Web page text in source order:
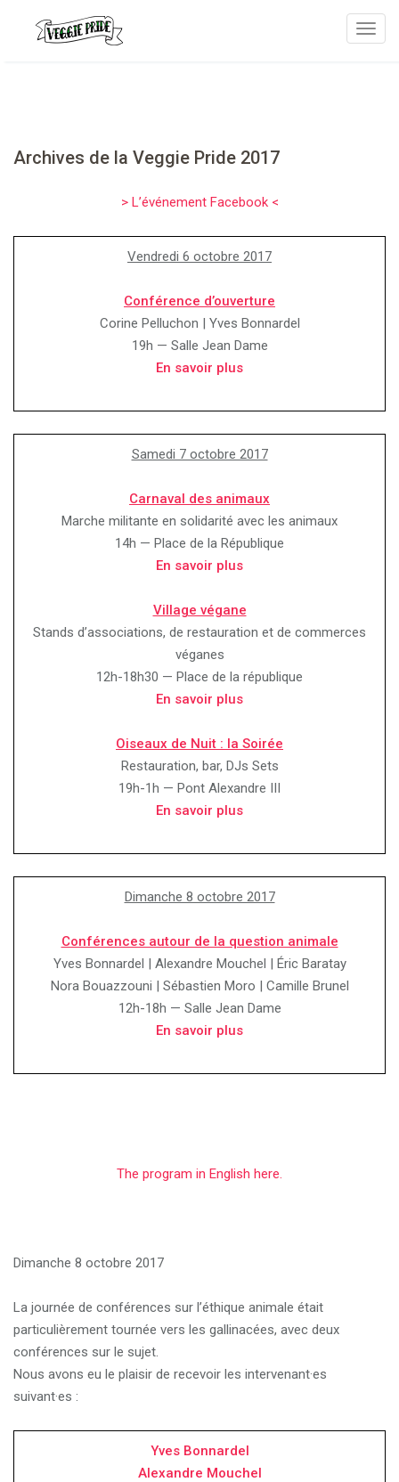
T
i
Archives de la Veggie Pride 2017
> L’événement Facebook <
Vendredi 6 octobre 2017
Conférence d’ouverture
Corine Pelluchon | Yves Bonnardel
19h — Salle Jean Dame
En savoir plus
Samedi 7 octobre 2017
Carnaval des animaux
Marche militante en solidarité avec les animaux
14h — Place de la République
En savoir plus
Village végane
Stands d’associations, de restauration et de commerces
véganes
12h-18h30 — Place de la république
En savoir plus
Oiseaux de Nuit : la Soirée
Restauration, bar, DJs Sets
19h-1h — Pont Alexandre III
En savoir plus
Dimanche 8 octobre 2017
Conférences autour de la question animale
Yves Bonnardel | Alexandre Mouchel | Éric Baratay
Nora Bouazzouni | Sébastien Moro | Camille Brunel
12h-18h — Salle Jean Dame
En savoir plus
The program in English here.
Dimanche 8 octobre 2017
La journée de conférences sur l’éthique animale était
particulièrement tournée vers les gallinacées, avec deux
conférences sur le sujet.
Nous avons eu le plaisir de recevoir les intervenant·es
suivant·es :
Yves Bonnardel
Alexandre Mouchel